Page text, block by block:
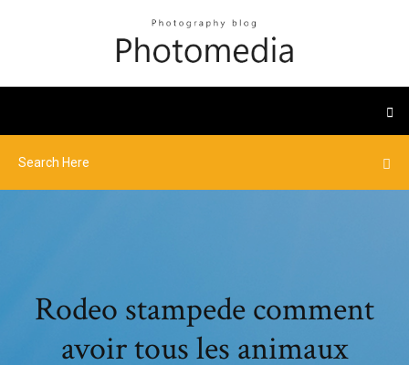
Rodeo stampede comment
avoir tous les animaux